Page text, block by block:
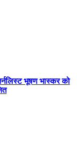
भूषण भास्कर को